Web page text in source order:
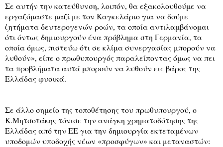
Σε αυτήν την κατεύθυνση, λοιπόν, θα εξακολουθούμε να
εργαζόμαστε μαζί με τον Καγκελάριο για να δούμε
ζητήματα δευτερογενών ροών, τα οποία αντιλαμβάνομαι
ότι όντως δημιουργούν ένα πρόβλημα στη Γερμανία, τα
οποία όμως, πιστεύω ότι σε κλίμα συνεργασίας μπορούν να
λυθούν», είπε ο πρωθυπουργός παραλείποντας όμως να πει
τα προβλήματα αυτά μπορούν να λυθούν εις βάρος της
Ελλάδας φυσικά.
Σε άλλο σημείο της τοποθέτησης του πρωθυπουργού, ο
Κ.Μητσοτάκης τόνισε την ανάγκη χρηματοδότησης της
Ελλάδας από την ΕΕ για την δημιουργία εκτεταμένων
υποδομών υποδοχής νέων «προσφύγων» και μεταναστών: